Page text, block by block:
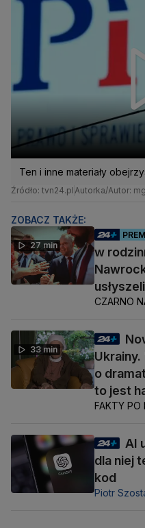
Ten i inne materiały
Źródło: tvn24.plAutorka/Autor:
ZOBACZ TAKŻE:
27 min
w
CZARNO
33 min
Ukrainy.
o
to jest
FAKTY PO
AI
dla niej
kod
Piotr